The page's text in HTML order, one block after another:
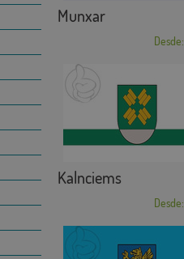
Munxar
Kalnciems